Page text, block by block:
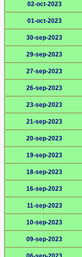
02-oct-2023
01-oct-2023
30-sep-2023
29-sep-2023
27-sep-2023
26-sep-2023
23-sep-2023
21-sep-2023
20-sep-2023
19-sep-2023
18-sep-2023
16-sep-2023
11-sep-2023
10-sep-2023
09-sep-2023